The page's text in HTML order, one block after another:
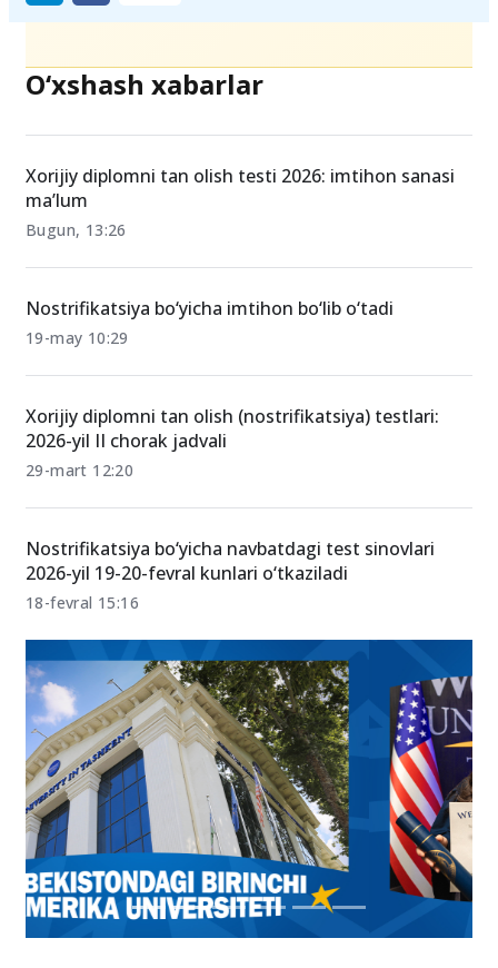
O‘xshash xabarlar
Xorijiy diplomni tan olish testi 2026: imtihon sanasi
ma’lum
Bugun, 13:26
Nostrifikatsiya bo‘yicha imtihon bo‘lib o‘tadi
19-may 10:29
Xorijiy diplomni tan olish (nostrifikatsiya) testlari:
2026-yil II chorak jadvali
29-mart 12:20
Nostrifikatsiya bo‘yicha navbatdagi test sinovlari
2026-yil 19-20-fevral kunlari o‘tkaziladi
18-fevral 15:16